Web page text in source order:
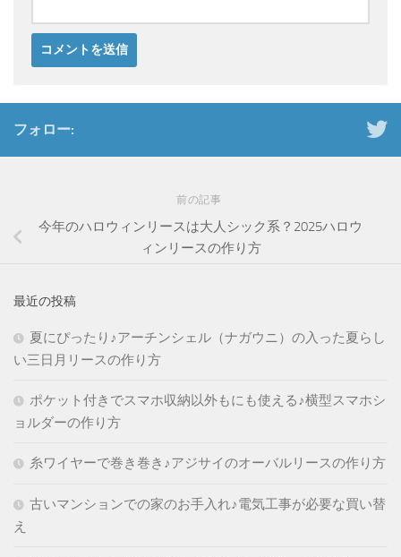
フォロー:
前の記事
今年のハロウィンリースは大人シック系？2025ハロウ
ィンリースの作り方
最近の投稿
夏にぴったり♪アーチンシェル（ナガウニ）の入った夏らし
い三日月リースの作り方
ポケット付きでスマホ収納以外もにも使える♪横型スマホシ
ョルダーの作り方
糸ワイヤーで巻き巻き♪アジサイのオーバルリースの作り方
古いマンションでの家のお手入れ♪電気工事が必要な買い替
え